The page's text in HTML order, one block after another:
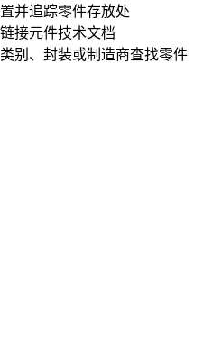
并追踪零件存放处
接元件技术文档
别、封装或制造商查找零件